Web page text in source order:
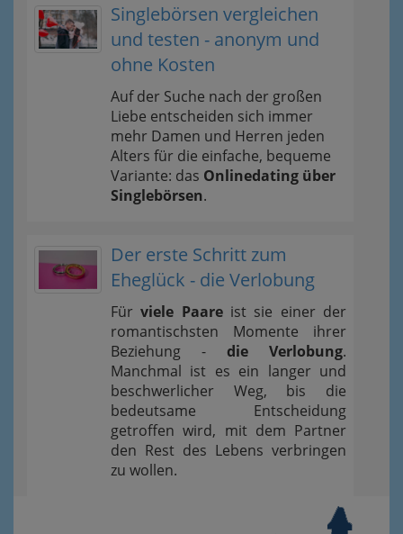
Singlebörsen vergleichen
und testen - anonym und
ohne Kosten
Auf der Suche nach der großen
Liebe entscheiden sich immer
mehr Damen und Herren jeden
Alters für die einfache, bequeme
Variante: das Onlinedating über
Singlebörsen.
Der erste Schritt zum
Eheglück - die Verlobung
Fürviele Paareist sie einer der
romantischsten Momente ihrer
Beziehung - die Verlobung.
Manchmal ist es ein langer und
beschwerlicher Weg, bis die
bedeutsame Entscheidung
getroffen wird, mit dem Partner
den Rest des Lebens verbringen
zu wollen.